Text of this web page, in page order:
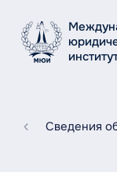
Сведения